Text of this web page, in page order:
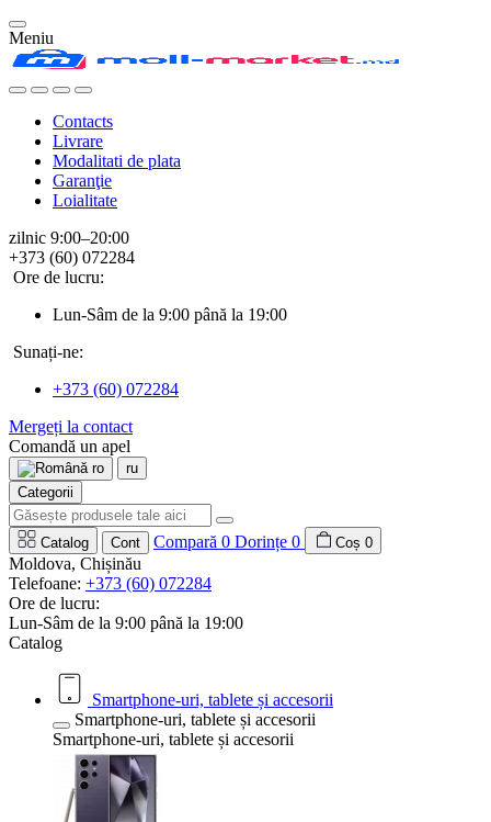
Meniu
Contacts
Livrare
Modalitati de plata
Garanţie
Loialitate
zilnic 9:00–20:00
+373 (60) 072284
Ore de lucru:
Lun-Sâm de la 9:00 până la 19:00
Sunați-ne:
+373 (60) 072284
Mergeți la contact
Comandă un apel
ro
ru
Categorii
Catalog Cont Compară 0 Dorințe 0 Coș 0
Moldova, Chișinău
Telefoane: +373 (60) 072284
Ore de lucru:
Lun-Sâm de la 9:00 până la 19:00
Catalog
Smartphone-uri, tablete și accesorii
Smartphone-uri, tablete și accesorii
Smartphone-uri, tablete și accesorii